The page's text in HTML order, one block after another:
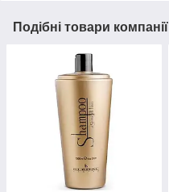
Подібні товари компанії